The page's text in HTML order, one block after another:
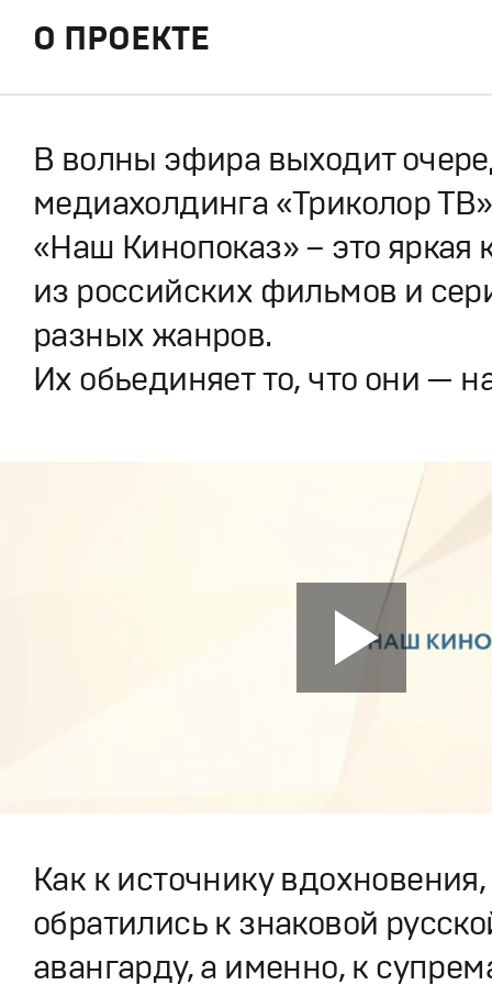
О ПРОЕКТЕ
В волны эфира выходит
медиахолдинга «Триколор
«Наш Кинопоказ» – это яркая
из российских фильмов и
разных жанров.
Их обьединяет то, что они —
Как к источнику
обратились к знаковой
авангарду, а именно, к